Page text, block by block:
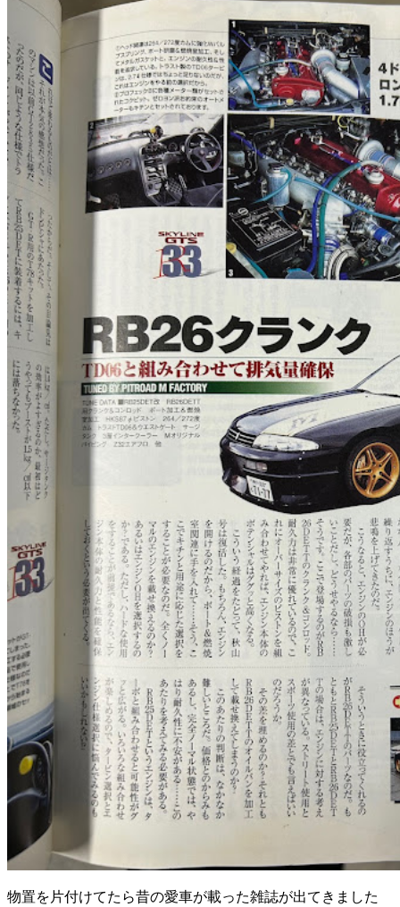
物置を片付けてたら昔の愛車が載った雑誌が出てきました